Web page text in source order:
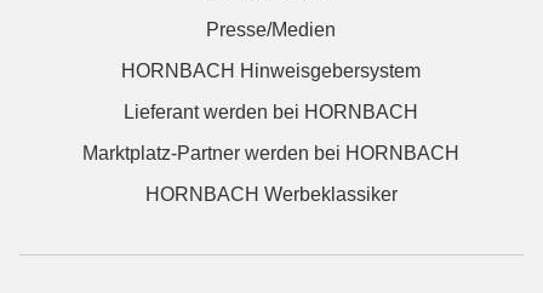
Presse/Medien
HORNBACH Hinweisgebersystem
Lieferant werden bei HORNBACH
Marktplatz-Partner werden bei HORNBACH
HORNBACH Werbeklassiker